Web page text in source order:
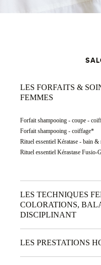
LES FORFAITS &
FEMMES
Forfait shampooing - coupe -
Forfait shampooing - coiffage*
Rituel essentiel Kératase - bain &
Rituel essentiel Kérastase
LES TECHNIQUES
COLORATIONS,
DISCIPLINANT
LES PRESTATIONS